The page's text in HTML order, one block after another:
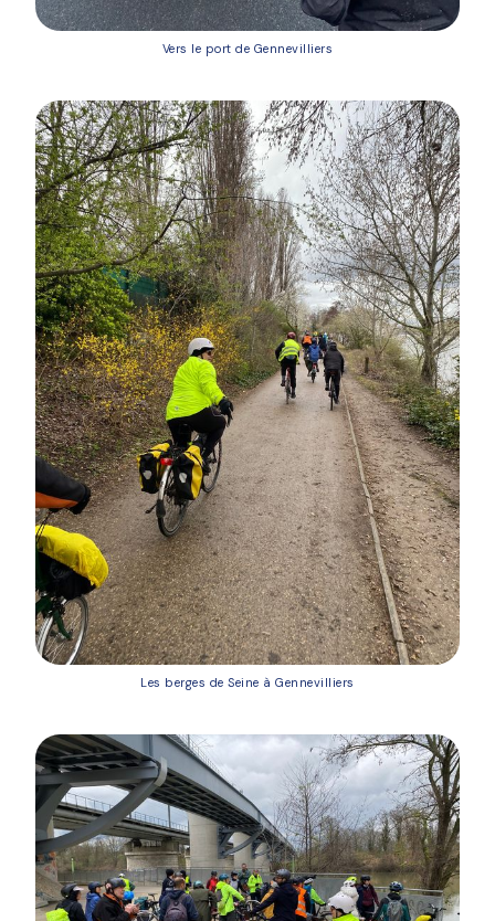
Vers le port de Gennevilliers
Les berges de Seine à Gennevilliers